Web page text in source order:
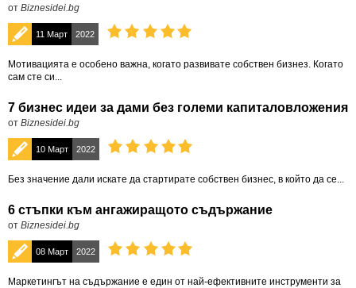
от Biznesidei.bg
11 Март 2022
Мотивацията е особено важна, когато развивате собствен бизнез. Когато
сам сте си...
7 бизнес идеи за дами без големи капиталовложения
от Biznesidei.bg
10 Март 2022
Без значение дали искате да стартирате собствен бизнес, в който да се...
6 стъпки към ангажиращото съдържание
от Biznesidei.bg
08 Март 2022
Маркетингът на съдържание е един от най-ефективните инструменти за